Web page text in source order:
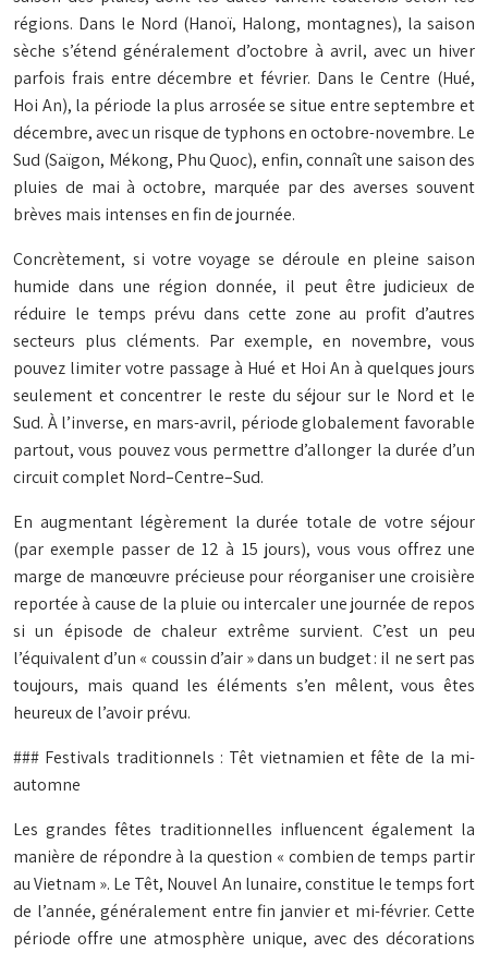
régions. Dans le Nord (Hanoï, Halong, montagnes), la saison
sèche s’étend généralement d’octobre à avril, avec un hiver
parfois frais entre décembre et février. Dans le Centre (Hué,
Hoi An), la période la plus arrosée se situe entre septembre et
décembre, avec un risque de typhons en octobre-novembre. Le
Sud (Saïgon, Mékong, Phu Quoc), enfin, connaît une saison des
pluies de mai à octobre, marquée par des averses souvent
brèves mais intenses en fin de journée.
Concrètement, si votre voyage se déroule en pleine saison
humide dans une région donnée, il peut être judicieux de
réduire le temps prévu dans cette zone au profit d’autres
secteurs plus cléments. Par exemple, en novembre, vous
pouvez limiter votre passage à Hué et Hoi An à quelques jours
seulement et concentrer le reste du séjour sur le Nord et le
Sud. À l’inverse, en mars-avril, période globalement favorable
partout, vous pouvez vous permettre d’allonger la durée d’un
circuit complet Nord–Centre–Sud.
En augmentant légèrement la durée totale de votre séjour
(par exemple passer de 12 à 15 jours), vous vous offrez une
marge de manœuvre précieuse pour réorganiser une croisière
reportée à cause de la pluie ou intercaler une journée de repos
si un épisode de chaleur extrême survient. C’est un peu
l’équivalent d’un « coussin d’air » dans un budget : il ne sert pas
toujours, mais quand les éléments s’en mêlent, vous êtes
heureux de l’avoir prévu.
### Festivals traditionnels : Têt vietnamien et fête de la mi-
automne
Les grandes fêtes traditionnelles influencent également la
manière de répondre à la question « combien de temps partir
au Vietnam ». Le Têt, Nouvel An lunaire, constitue le temps fort
de l’année, généralement entre fin janvier et mi-février. Cette
période offre une atmosphère unique, avec des décorations